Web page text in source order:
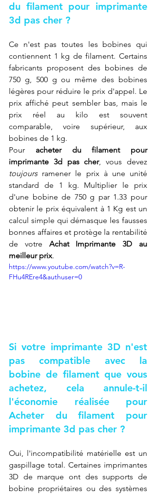
du filament pour imprimante
3d pas cher ?
Ce n'est pas toutes les bobines qui
contiennent 1 kg de filament. Certains
fabricants proposent des bobines de
750 g, 500 g ou même des bobines
légères pour réduire le prix d'appel. Le
prix affiché peut sembler bas, mais le
prix réel au kilo est souvent
comparable, voire supérieur, aux
bobines de 1 kg.
Pour acheter du filament pour
imprimante 3d pas cher
toujours ramener le prix à une unité
standard de 1 kg. Multiplier le prix
d'une bobine de 750 g par 1.33 pour
obtenir le prix équivalent à 1 Kg est un
calcul simple qui démasque les fausses
bonnes affaires et protège la rentabilité
de votre Achat Imprimante 3D au
meilleur prix.
https://www.youtube.com/watch?v=R-
FHu4REre4&authuser=0
Si votre imprimante 3D n'est
pas compatible avec la
bobine de filament que vous
achetez, cela annule-t-il
Acheter du filament pour
imprimante 3d pas cher ?
Oui, l'incompatibilité matérielle est un
gaspillage total. Certaines imprimantes
3D de marque ont des supports de
bobine propriétaires ou des systèmes